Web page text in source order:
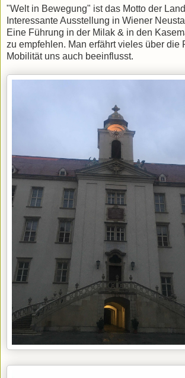
"Welt in Bewegung" ist das Motto der
Interessante Ausstellung in Wiener
Eine Führung in der Milak & in den
zu empfehlen. Man erfährt vieles über die
Mobilität uns auch beeinflusst.